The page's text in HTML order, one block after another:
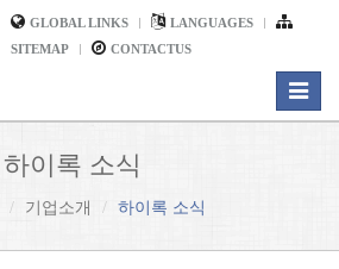
GLOBAL LINKS
LANGUAGES
SITEMAP
CONTACTUS
Toggle
하이록 소식
기업소개 하이록 소식